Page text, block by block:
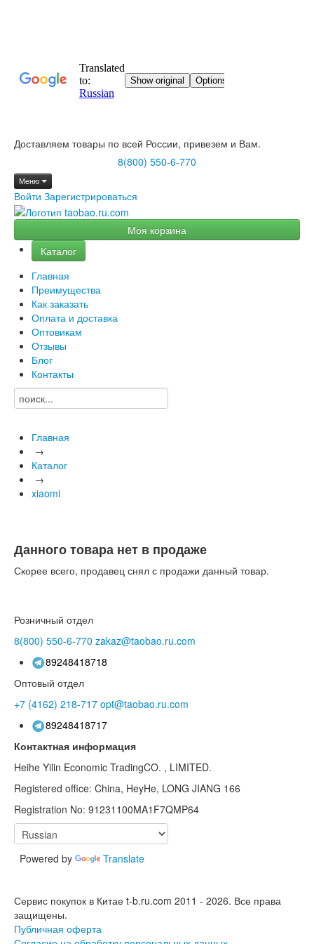
Доставляем товары по всей России, привезем и Вам.
8(800) 550-6-770
Меню
Войти Зарегистрироваться
Моя корзина
Каталог
Главная
Преимущества
Как заказать
Оплата и доставка
Оптовикам
Отзывы
Блог
Контакты
Главная
→
Каталог
→
xiaomi
Данного товара нет в продаже
Скорее всего, продавец снял с продажи данный товар.
Розничный отдел
8(800) 550-6-770 zakaz@taobao.ru.com
89248418718
Оптовый отдел
+7 (4162) 218-717 opt@taobao.ru.com
89248418717
Контактная информация
Heihe Yilin Economic TradingCO. , LIMITED.
Registered office: China, HeyHe, LONG JIANG 166
Registration No: 91231100MA1F7QMP64
Powered by Translate
Сервис покупок в Китае t-b.ru.com 2011 - 2026. Все права
защищены.
Публичная оферта